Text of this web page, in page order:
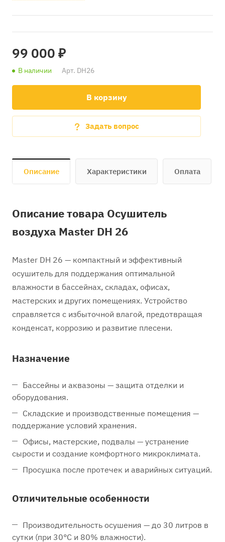
99 000 ₽
В наличии Арт. DH26
В корзину
Задать вопрос
Описание Характеристики Оплата
Описание товара Oсушитель
воздуха Master DH 26
Master DH 26 — компактный и эффективный
осушитель для поддержания оптимальной
влажности в бассейнах, складах, офисах,
мастерских и других помещениях. Устройство
справляется с избыточной влагой, предотвращая
конденсат, коррозию и развитие плесени.
Назначение
Бассейны и аквазоны — защита отделки и
оборудования.
Складские и производственные помещения —
поддержание условий хранения.
Офисы, мастерские, подвалы — устранение
сырости и создание комфортного микроклимата.
Просушка после протечек и аварийных ситуаций.
Отличительные особенности
Производительность осушения — до 30 литров в
сутки (при 30°C и 80% влажности).